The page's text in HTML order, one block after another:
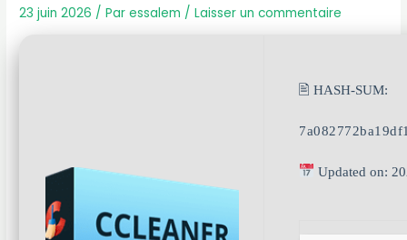
23 juin 2026 / Paressalem /Laisser un commentaire
🖹 HASH-SUM:
Updated on: